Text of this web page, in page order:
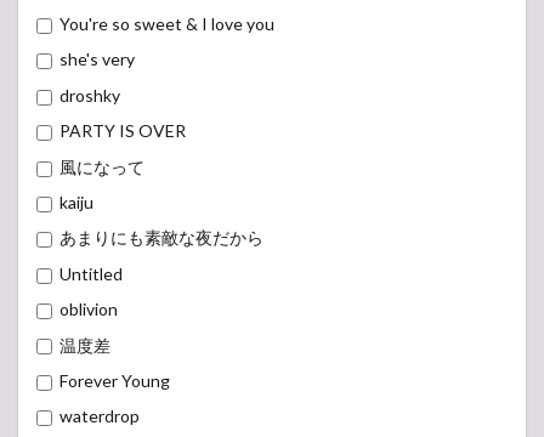
You're so sweet & I love you
she's very
droshky
PARTY IS OVER
風になって
kaiju
あまりにも素敵な夜だから
Untitled
oblivion
温度差
Forever Young
waterdrop